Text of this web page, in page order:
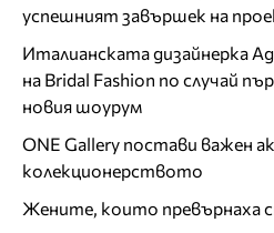
успешният завършек на
Италианската дизайнерка
на Bridal Fashion по случай
новия шоурум
ONE Gallery постави важен
колекционерството
Жените, които превърнаха